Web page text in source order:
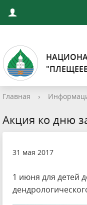
Главная ›
Акция ко дню
31 мая 2017
1 июня для детей